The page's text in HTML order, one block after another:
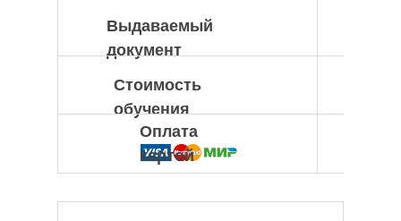
Выдаваемый
документ
Стоимость
обучения
Оплата
картой